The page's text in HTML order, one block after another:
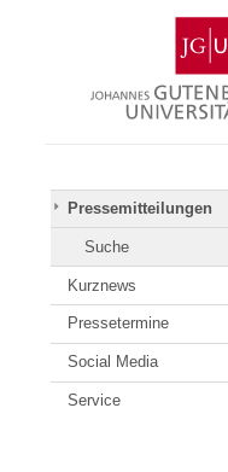
Gutenberg-
Universität
Mainz
Pressemitteilungen
Suche
Kurznews
Pressetermine
Social Media
Service